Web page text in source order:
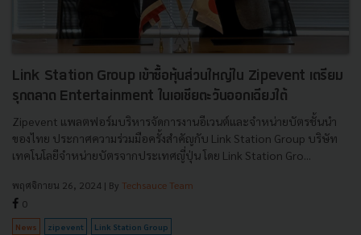
Link Station Group เข้าซื้อหุ้นส่วนใหญ่ใน Zipevent เตรียม
รุกตลาด Entertainment ในเอเชียตะวันออกเฉียงใต้
Zipevent แพลตฟอร์มบริหารจัดการงานอีเวนต์และจำหน่ายบัตรชั้นนำ
ของไทย ประกาศความร่วมมือครั้งสำคัญกับ Link Station Group บริษัท
เทคโนโลยีจำหน่ายบัตรจากประเทศญี่ปุ่น โดย Link Station Gro...
พฤศจิกายน 26, 2024 | By Techsauce Team
0
News zipevent Link Station Group